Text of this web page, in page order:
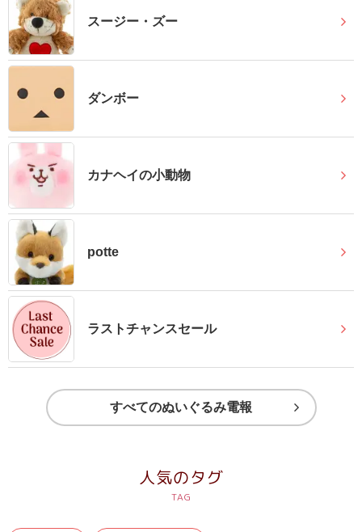
電
Tips
法
会
け
サ
ス
スージー・ズー
ダンボー
カナヘイの小動物
potte
ラストチャンスセール
すべてのぬいぐるみ電報
人気のタグ